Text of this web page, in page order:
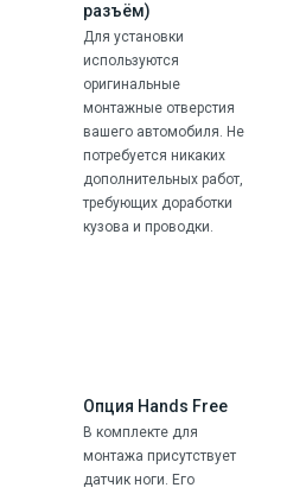
разъём)
Для установки
используются
оригинальные
монтажные отверстия
вашего автомобиля. Не
потребуется никаких
дополнительных работ,
требующих доработки
кузова и проводки.
Опция Hands Free
В комплекте для
монтажа присутствует
датчик ноги. Его